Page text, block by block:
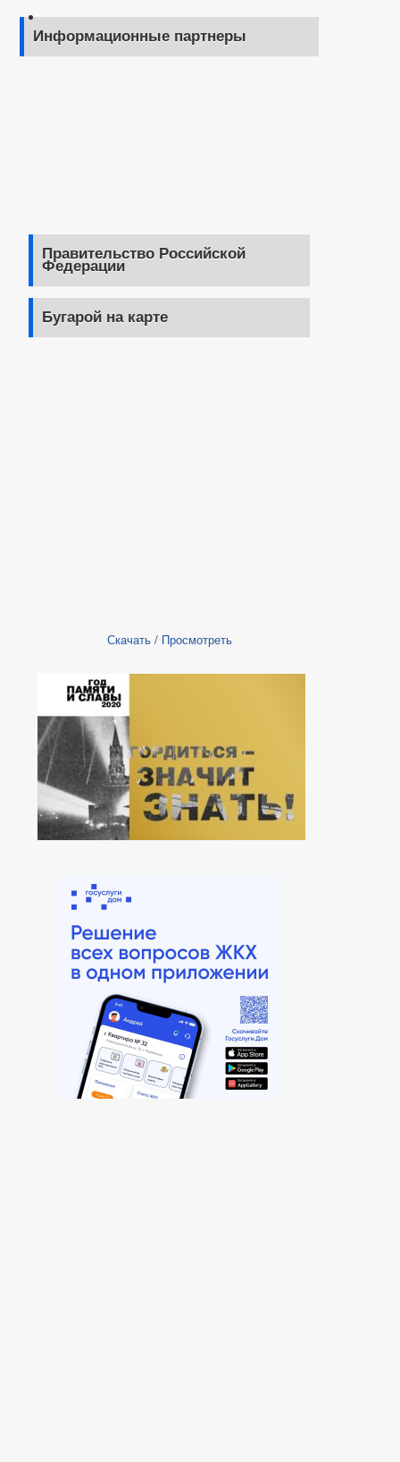
Информационные партнеры
Правительство Российской
Федерации
Бугарой на карте
Скачать/ Просмотреть